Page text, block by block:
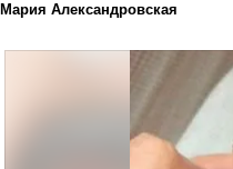
Мария Александровская